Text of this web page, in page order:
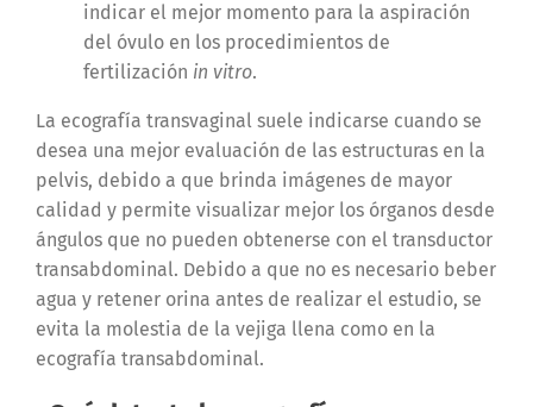
indicar el mejor momento para la aspiración
del óvulo en los procedimientos de
fertilización in vitro.
La ecografía transvaginal suele indicarse cuando se
desea una mejor evaluación de las estructuras en la
pelvis, debido a que brinda imágenes de mayor
calidad y permite visualizar mejor los órganos desde
ángulos que no pueden obtenerse con el transductor
transabdominal. Debido a que no es necesario beber
agua y retener orina antes de realizar el estudio, se
evita la molestia de la vejiga llena como en la
ecografía transabdominal.